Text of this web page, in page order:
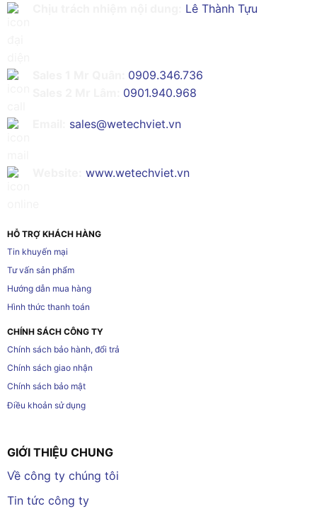
Lê Thành Tựu
0909.346.736
0901.940.968
sales@wetechviet.vn
www.wetechviet.vn
HỖ TRỢ KHÁCH HÀNG
Tin khuyến mại
Tư vấn sản phẩm
Hướng dẫn mua hàng
Hình thức thanh toán
CHÍNH SÁCH CÔNG TY
Chính sách bảo hành, đổi trả
Chính sách giao nhận
Chính sách bảo mật
Điều khoản sử dụng
GIỚI THIỆU CHUNG
Về công ty chúng tôi
Tin tức công ty